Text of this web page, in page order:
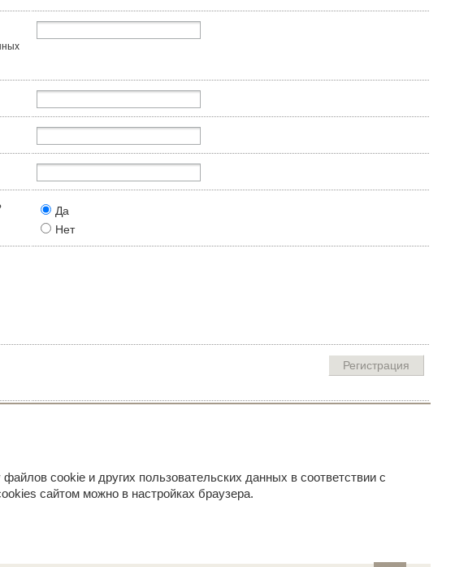
Да
Нет
cookie и других пользовательских данных в соответствии с
сайтом можно в настройках браузера.